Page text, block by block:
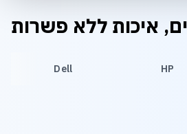
איכות ללא פשרות
Dell HP